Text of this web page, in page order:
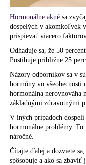
Hormonálne akné sa
dospelých v akomkoľvek
prispievať viacero
Odhaduje sa, že 50
Postihuje približne 25
Názory odborníkov sa v
hormóny vo všeobecnosti
hormonálna nerovnováha
základnými zdravotnými
V iných prípadoch
hormonálne problémy. To
náročné.
Čítajte ďalej a dozviete
spôsobuje a ako sa zbaviť
O
d
p
o
r
ú
č
a
m
e